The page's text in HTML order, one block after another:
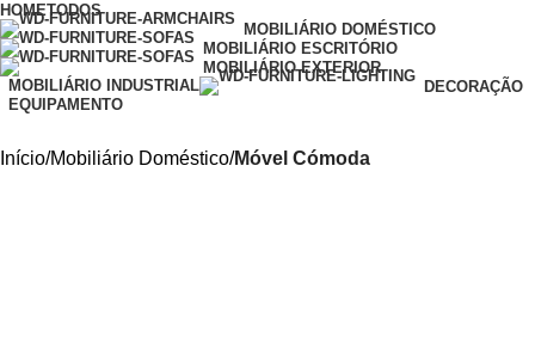
HOMETODOS
MOBILIÁRIO DOMÉSTICO
MOBILIÁRIO ESCRITÓRIO
MOBILIÁRIO EXTERIOR
MOBILIÁRIO INDUSTRIAL
DECORAÇÃO
EQUIPAMENTO
Início Mobiliário Doméstico Móvel Cómoda